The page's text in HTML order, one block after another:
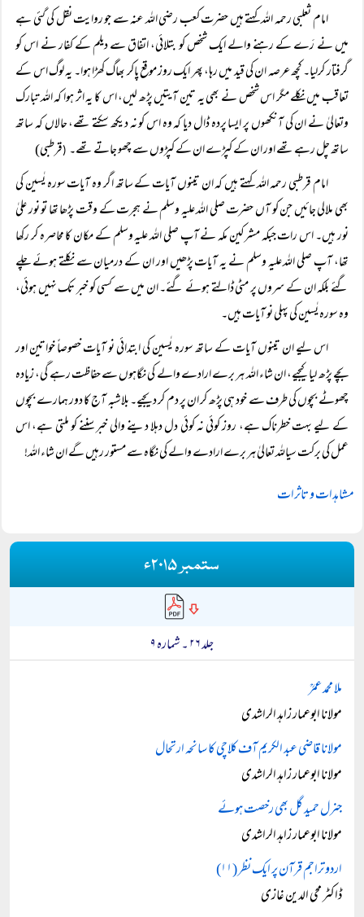
امام ثعلبی رحمہ اللہ کہتے ہیں حضرت کعب رضی اللہ عنہ سے جو روایت نقل کی گئی ہے
میں نے رَے کے رہنے والے ایک شخص کو بتلائی، اتفاق سے دیلم کے کفار نے اس کو
گرفتار کرلیا۔ کچھ عرصہ ان کی قید میں رہا، پھر ایک روز موقع پاکر بھاگ کھڑا ہوا۔ یہ لوگ اس کے
تعاقب میں نکلے مگر اس شخص نے بھی یہ تین آیتیں پڑھ لیں، اس کا یہ اثر ہوا کہ اللہ تبارک
وتعالیٰ نے ان کی آنکھوں پر ایسا پردہ ڈال دیا کہ وہ اس کو نہ دیکھ سکتے تھے، حالاں کہ ساتھ
ساتھ چل رہے تھے اور ان کے کپڑے ان کے کپڑوں سے چھو جاتے تھے۔ (قرطبی)
امام قرطبی رحمہ اللہ کہتے ہیں کہ ان تینوں آیات کے ساتھ اگر وہ آیات سورہ یٰسین کی
بھی ملالی جائیں جن کو آں حضرت صلی اللہ علیہ وسلم نے ہجرت کے وقت پڑھا تھا تو نور علیٰ
نور ہیں۔ اس رات جبکہ مشرکین مکہ نے آپ صلی اللہ علیہ وسلم کے مکان کا محاصرہ کر رکھا
تھا، آپ صلی اللہ علیہ وسلم نے یہ آیات پڑھیں اور ان کے درمیان سے نکلتے ہوئے چلے
گئے بلکہ ان کے سروں پر مٹی ڈالتے ہوئے گئے۔ ان میں سے کسی کو خبر تک نہیں ہوئی،
وہ سورہ یٰسین کی پہلی نو آیات ہیں۔
اس لیے ان تینوں آیات کے ساتھ سورہ یٰسین کی ابتدائی نو آیات خصوصاً خواتین اور
بچے پڑھ لیا کیجیے، ان شاء اللہ ہر برے ارادے والے کی نگاہوں سے حفاظت رہے گی، زیادہ
چھوٹے بچوں کی طرف سے خود ہی پڑھ کر ان پر دم کر دیجیے۔ بلاشبہ آج کا دور ہمارے بچوں
کے لیے بہت خطرناک ہے، روز کوئی نہ کوئی دل دہلا دینے والی خبر سننے کو ملتی ہے، اس
عمل کی برکت سیاللہ تعالیٰ ہر برے ارادے والے کی نگاہ سے مستور رہیں گے ان شاء اللہ!
مشاہدات و تاثرات
ستمبر ۲۰۱۵ء
جلد ۲۶ ۔ شمارہ ۹
ملا محمد عمرؒ
مولانا ابوعمار زاہد الراشدی
مولانا قاضی عبد الکریم آف کلاچی کا سانحہ ارتحال
مولانا ابوعمار زاہد الراشدی
جنرل حمید گل بھی رخصت ہوئے
مولانا ابوعمار زاہد الراشدی
اردو تراجم قرآن پر ایک نظر (۱۱)
ڈاکٹر محی الدین غازی